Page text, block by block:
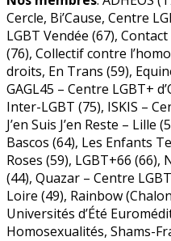
Cercle, Bi’Cause, Centre
LGBT Vendée (67),
(76), Collectif contre
droits, En Trans (59),
GAGL45 – Centre LGBT+
Inter-LGBT (75), ISKIS –
J’en Suis J’en Reste – Lille
Bascos (64), Les Enfants
Roses (59), LGBT+66
(44), Quazar – Centre
Loire (49), Rainbow
Universités d’Été
Homosexualités, Shams-